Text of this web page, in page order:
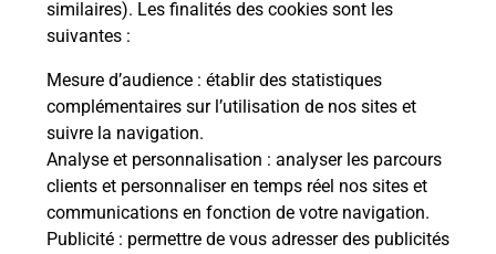
similaires). Les finalités des cookies sont les
suivantes :
Mesure d’audience : établir des statistiques
complémentaires sur l’utilisation de nos sites et
suivre la navigation.
Analyse et personnalisation : analyser les parcours
clients et personnaliser en temps réel nos sites et
communications en fonction de votre navigation.
Publicité : permettre de vous adresser des publicités
Quelles sont les démarches
réaliser avec un conseiller France
Services ?
Quels sont les avantages d'être
accompagné par un conseiller France
Services ?